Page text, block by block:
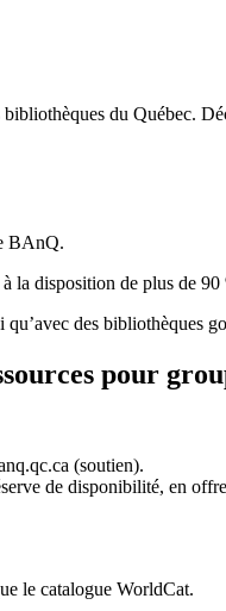
du Québec.
BAnQ.
à la disposition de plus de
des bibliothèques
pour
(soutien).
de disponibilité, en
le catalogue WorldCat.